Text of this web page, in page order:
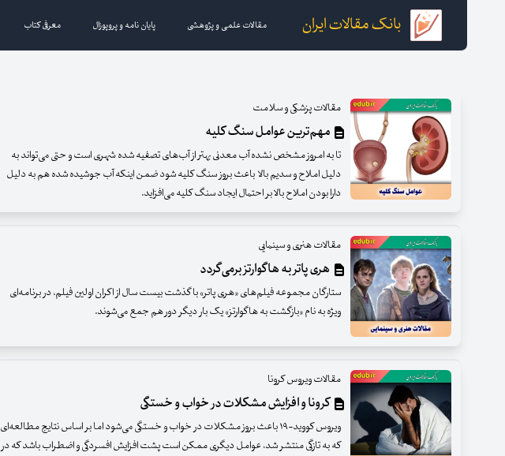
بانک مقالات ایران مقالات علمی و پژوهشی پایان نامه و پروپوزال معرفی کتاب
مقالات پزشکی و سلامت
مهم‌ترین عوامل سنگ کلیه
تا به امروز مشخص نشده آب معدنی بهتر از آب‌های تصفیه شده شهری است و حتی می‌تواند به
دلیل املاح و سدیم بالا باعث بروز سنگ کلیه شود ضمن اینکه آب جوشیده شده هم به دلیل
دارا بودن املاح بالا بر احتمال ایجاد سنگ کلیه می‌افزاید.
مقالات هنری و سینمایی
هری پاتر به هاگوارتز برمی‌گردد
ستارگان مجموعه فیلم‌های «هری پاتر» با گذشت بیست سال از اکران اولین فیلم، در برنامه‌ای
ویژه به نام «بازگشت به هاگوارتز» یک بار دیگر دور هم جمع می‌شوند.
مقالات ویروس کرونا
کرونا و افزایش مشکلات در خواب و خستگی
ویروس کووید-۱۹ باعث بروز مشکلات در خواب و خستگی می‌شود اما بر اساس نتایج مطالعه‌ای
که به تازگی منتشر شد، عوامل دیگری ممکن است پشت افزایش افسردگی و اضطراب باشد که در